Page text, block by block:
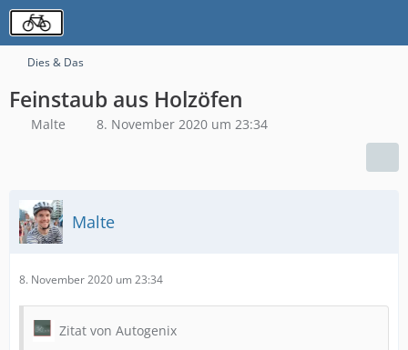
Dies & Das
Feinstaub aus Holzöfen
Malte 8. November 2020 um 23:34
Malte
8. November 2020 um 23:34
Zitat von Autogenix